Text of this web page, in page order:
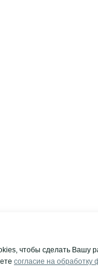
чтобы сделать Вашу
согласие на обработку